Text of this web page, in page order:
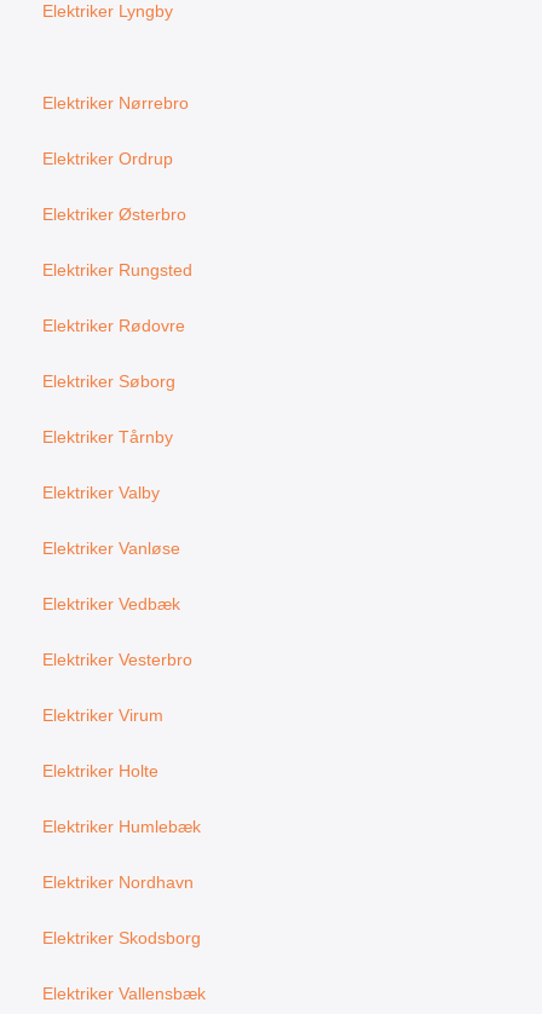
Elektriker Lyngby
Elektriker Nørrebro
Elektriker Ordrup
Elektriker Østerbro
Elektriker Rungsted
Elektriker Rødovre
Elektriker Søborg
Elektriker Tårnby
Elektriker Valby
Elektriker Vanløse
Elektriker Vedbæk
Elektriker Vesterbro
Elektriker Virum
Elektriker Holte
Elektriker Humlebæk
Elektriker Nordhavn
Elektriker Skodsborg
Elektriker Vallensbæk